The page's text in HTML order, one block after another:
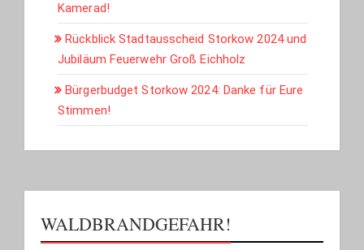
Kamerad!
Rückblick Stadtausscheid Storkow 2024 und
Jubiläum Feuerwehr Groß Eichholz
Bürgerbudget Storkow 2024: Danke für Eure
Stimmen!
WALDBRANDGEFAHR!